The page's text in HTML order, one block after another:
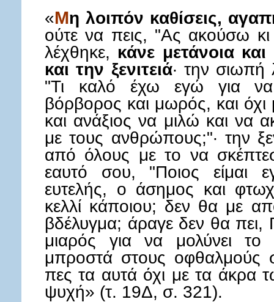
«Μη λοιπόν καθίσεις,
ούτε να πεις, "Ας ακούσω
λέχθηκε, κάνε μετάνοια
και την ξενιτειά· την σιωπή
"Τι καλό έχω εγώ για
βόρβορος και μωρός, και
και ανάξιος να μιλώ και να
με τους ανθρώπους;"· την
από όλους με το να
εαυτό σου, "Ποιος είμαι
ευτελής, ο άσημος και
κελλί κάποιου; δεν θα με
βδέλυγμα; άραγε δεν θα πει,
μιαρός για να μολύνει το
μπροστά στους οφθαλμούς
πες τα αυτά όχι με τα άκρα
ψυχή» (τ. 19Δ, σ. 321).